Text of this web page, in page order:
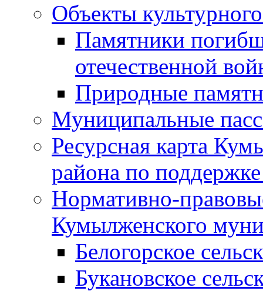
Объекты
Памятники
отечественной
Природные
Муниципальные
Ресурсная карта
района по
Нормативно-
Кумылженского
Белогорское
Букановское